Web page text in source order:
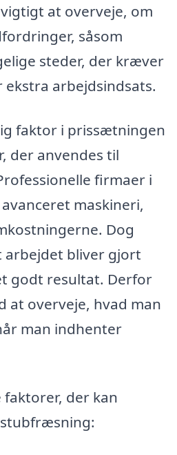
at overveje, om
såsom
steder, der kræver
ekstra arbejdsindsats.
faktor i prissætningen
der anvendes til
firmaer i
maskineri,
Dog
arbejdet bliver gjort
godt resultat. Derfor
overveje, hvad man
man indhenter
faktorer, der kan